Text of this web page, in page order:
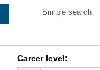
Simple search
Career level: